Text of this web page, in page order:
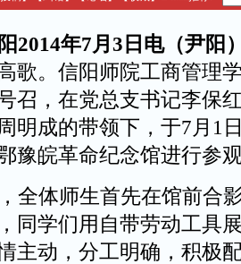
2014年7月3日电（尹阳
歌。信阳师院工商管理
召，在党总支书记李保
明成的带领下，于7月1
豫皖革命纪念馆进行参
全体师生首先在馆前合
同学们用自带劳动工具
主动，分工明确，积极